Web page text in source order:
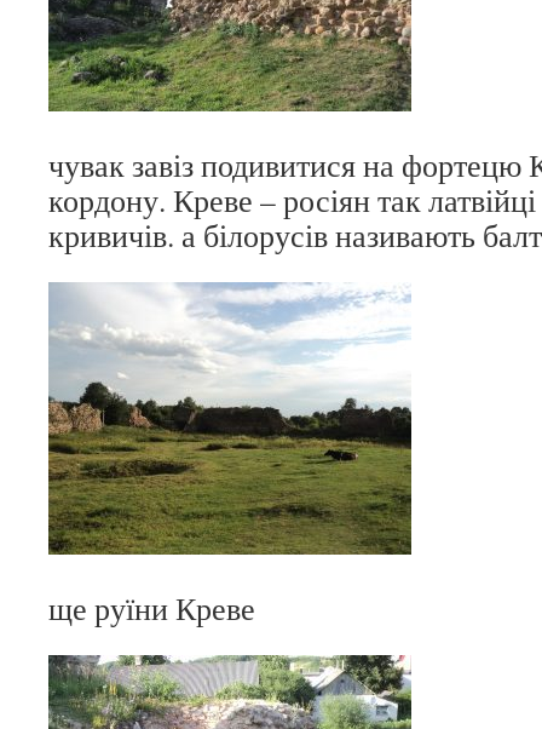
чувак завіз подивитися на фортецю
кордону. Креве – росіян так
кривичів. а білорусів називають
ще руїни Креве